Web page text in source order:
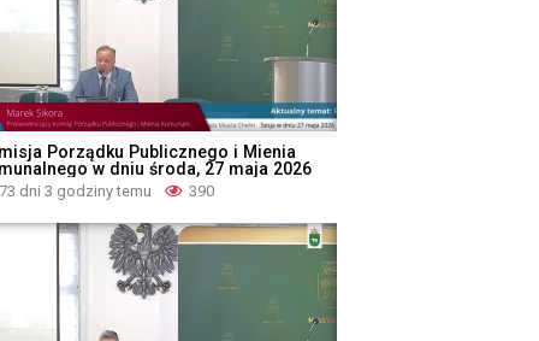
Porządku Publicznego i Mienia
w dniu środa, 27 maja 2026
73 dni 3 godziny temu 390